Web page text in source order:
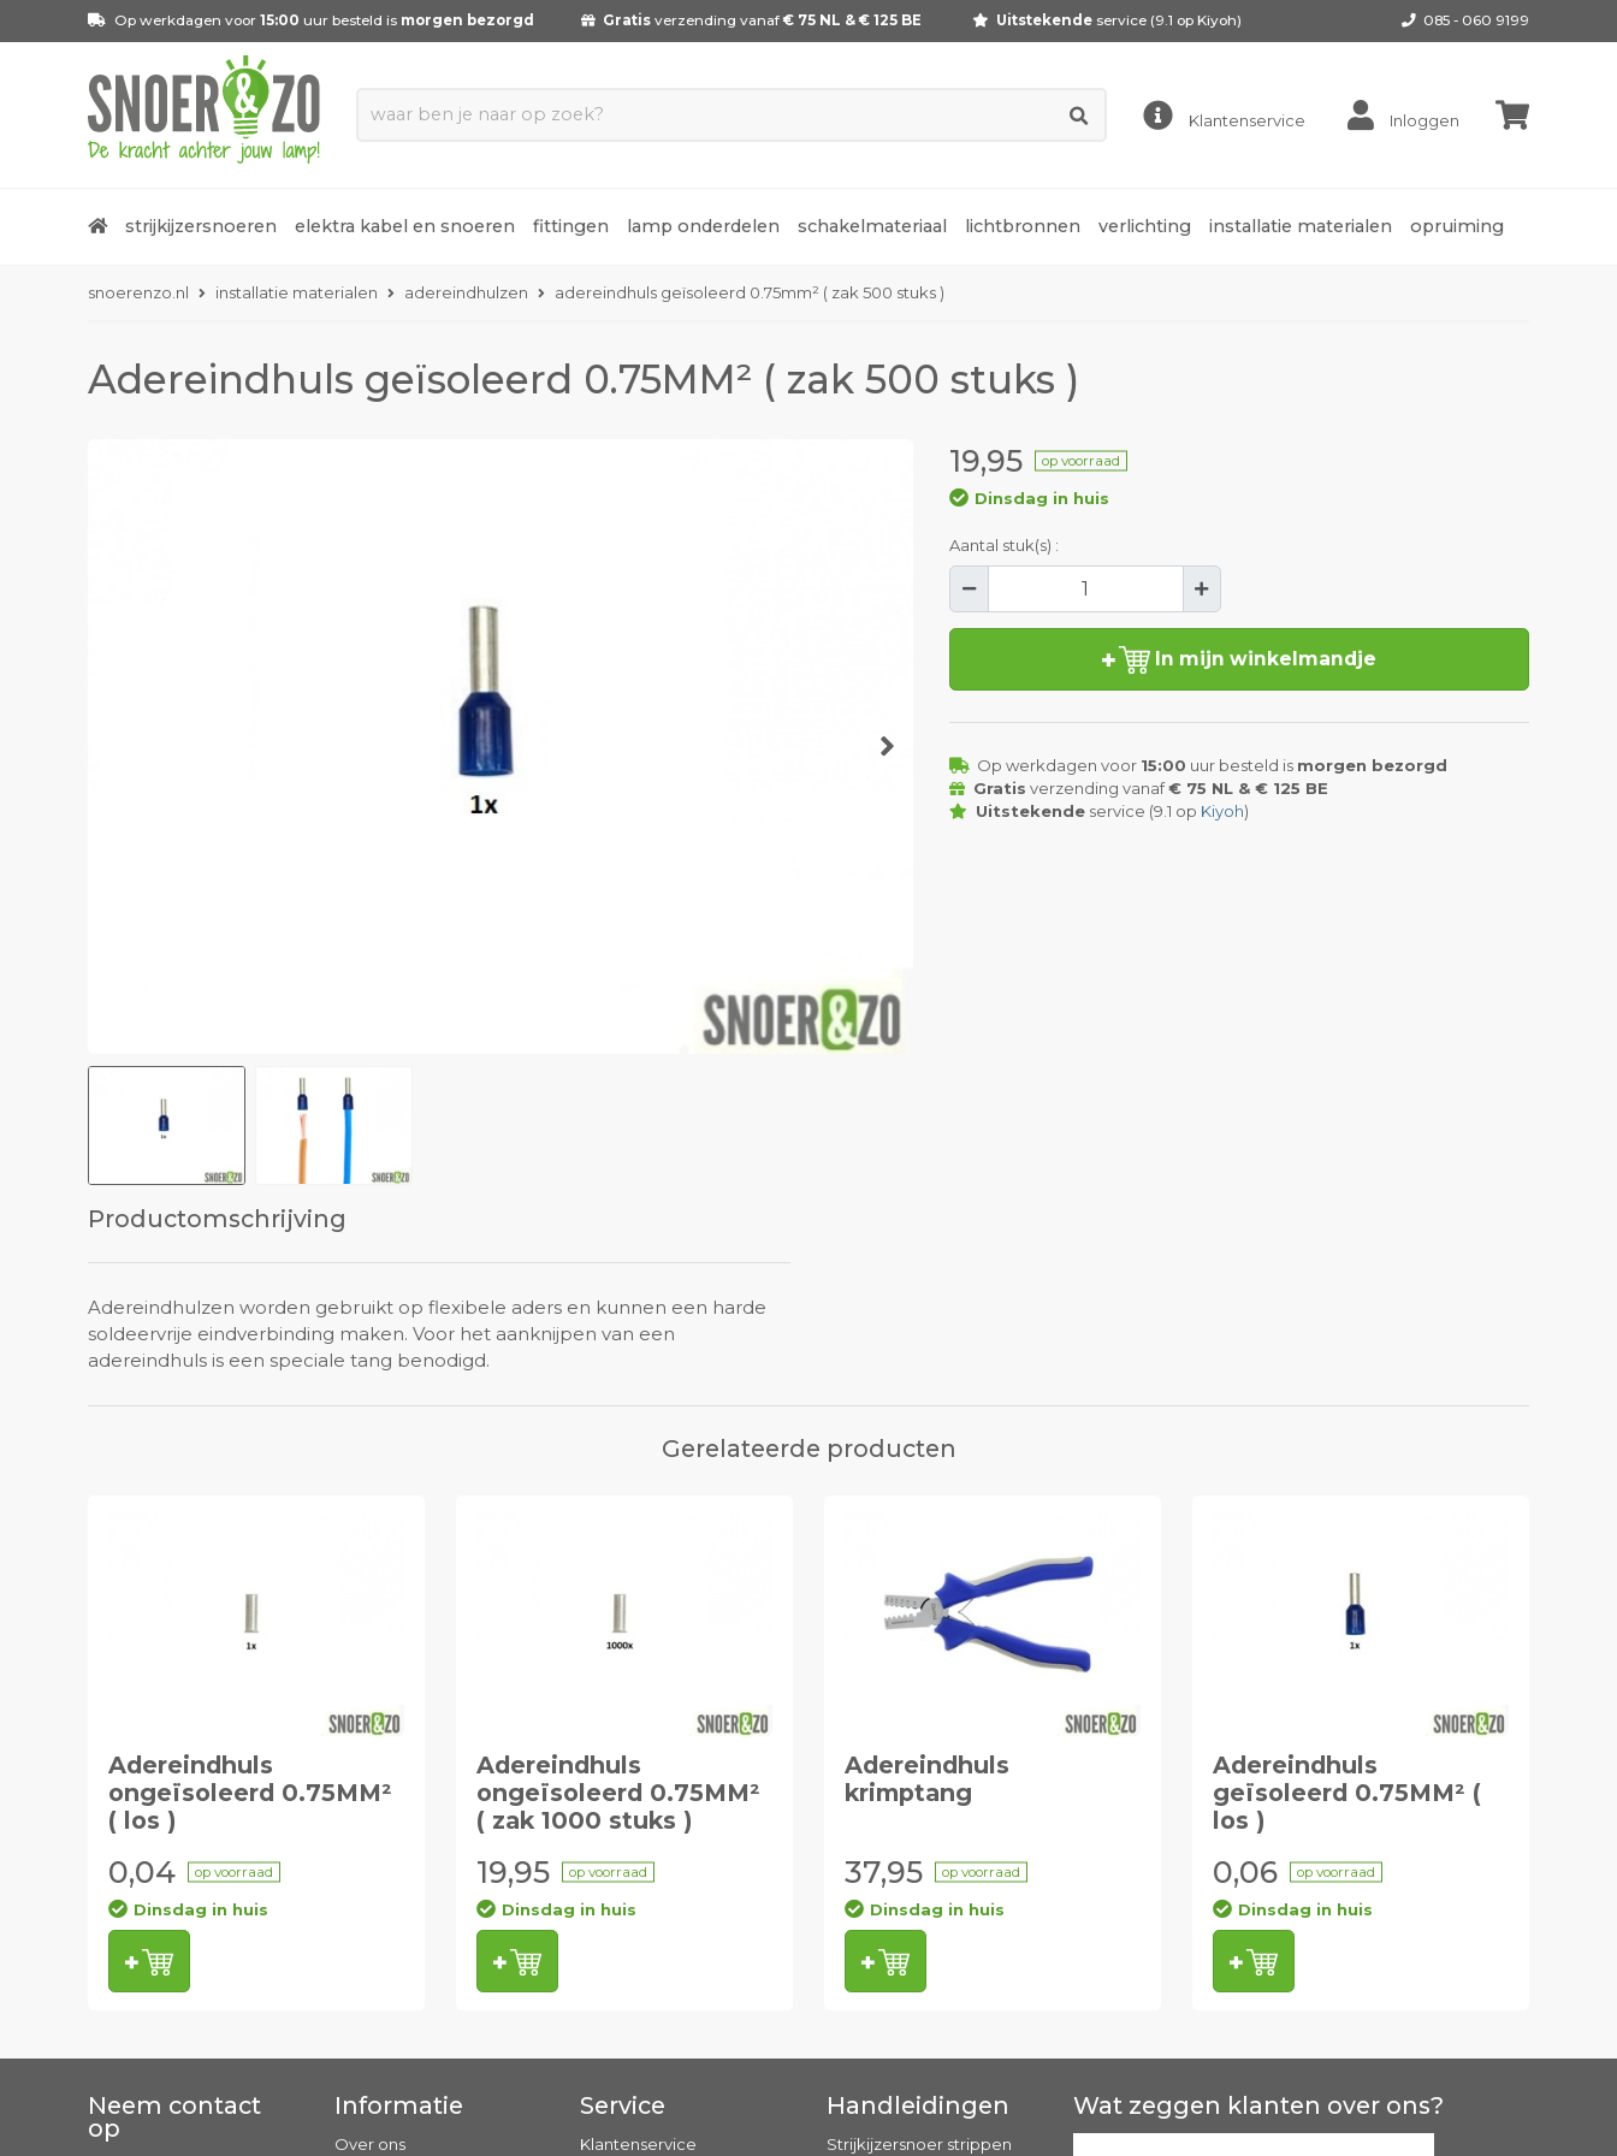
Op werkdagen voor 15:00 uur besteld is morgen bezorgd Gratis verzending vanaf € 75 NL & € 125 BE Uitstekendeservice (9.1 op Kiyoh) 085 - 060 9199
Klantenservice Inloggen
strijkijzersnoeren elektra kabel en snoeren fittingen lamp onderdelen schakelmateriaal lichtbronnen verlichting installatie materialen opruiming
snoerenzo.nl installatie materialen adereindhulzen adereindhuls geïsoleerd 0.75mm² ( zak 500 stuks )
Adereindhuls geïsoleerd 0.75MM² ( zak 500 stuks )
19,95 op voorraad
Dinsdag in huis
Aantal stuk(s) :
In mijn winkelmandje
Op werkdagen voor 15:00 uur besteld is morgen bezorgd
Gratis verzending vanaf€ 75 NL & € 125 BE
Uitstekendeservice (9.1 op Kiyoh)
Productomschrijving
Adereindhulzen worden gebruikt op flexibele aders en kunnen een harde
soldeervrije eindverbinding maken. Voor het aanknijpen van een
adereindhuls is een speciale tang benodigd.
Gerelateerde producten
Adereindhuls
ongeïsoleerd 0.75MM²
( los )
0,04 op voorraad
Dinsdag in huis
Adereindhuls
ongeïsoleerd 0.75MM²
( zak 1000 stuks )
19,95 op voorraad
Dinsdag in huis
Adereindhuls
krimptang
37,95 op voorraad
Dinsdag in huis
Adereindhuls
geïsoleerd 0.75MM² (
los )
0,06 op voorraad
Dinsdag in huis
Neem contact
op
Informatie
Over ons
Service
Klantenservice
Handleidingen
Strijkijzersnoer strippen
Wat zeggen klanten over ons?